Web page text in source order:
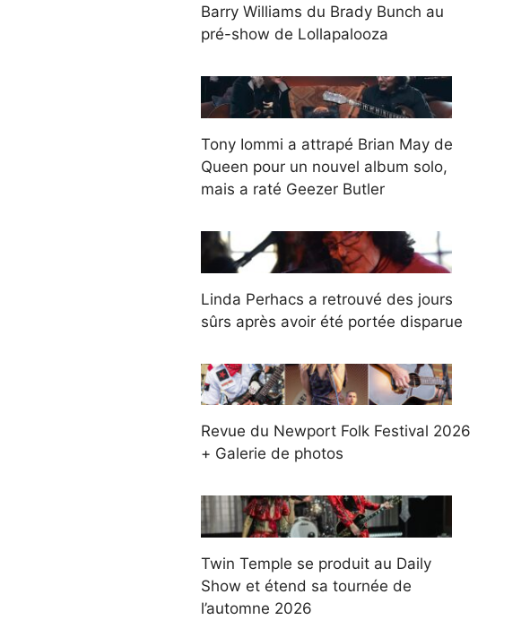
Barry Williams du Brady Bunch au
pré-show de Lollapalooza
Tony Iommi a attrapé Brian May de
Queen pour un nouvel album solo,
mais a raté Geezer Butler
Linda Perhacs a retrouvé des jours
sûrs après avoir été portée disparue
Revue du Newport Folk Festival 2026
+ Galerie de photos
Twin Temple se produit au Daily
Show et étend sa tournée de
l’automne 2026